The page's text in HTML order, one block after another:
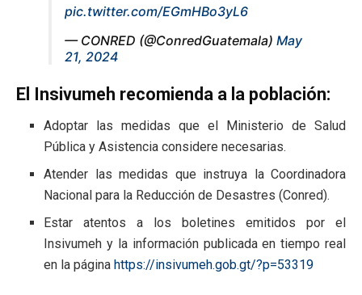
pic.twitter.com/EGmHBo3yL6
— CONRED (@ConredGuatemala) May
21, 2024
El Insivumeh recomienda a la población:
Adoptar las medidas que el Ministerio de Salud
Pública y Asistencia considere necesarias.
Atender las medidas que instruya la Coordinadora
Nacional para la Reducción de Desastres (Conred).
Estar atentos a los boletines emitidos por el
Insivumeh y la información publicada en tiempo real
en la páginahttps://insivumeh.gob.gt/?p=53319